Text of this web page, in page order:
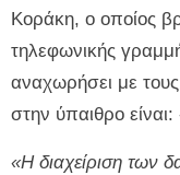
Κοράκη, ο οποίος
τηλεφωνικής
αναχωρήσει με
στην ύπαιθρο είναι:
«Η διαχείριση των